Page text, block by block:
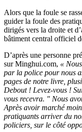
Alors que la foule se
guider la foule des
dirigés vers la droite et
bâtiment central officiel
D’après une personne
sur Minghui.com, «
par la police pour nous
pages de notre livre,
Debout ! Levez-vous !
vous recevra. " Nous
Après avoir marché
pratiquants arriver du
policiers, sur le côté